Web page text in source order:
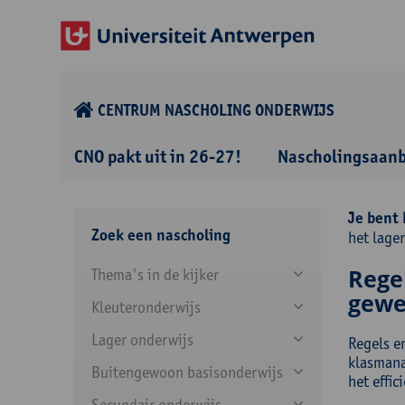
CENTRUM NASCHOLING ONDERWIJS
CNO pakt uit in 26-27!
Zoek een nascholing
Thema's in de kijker
Kleuteronderwijs
Lager onderwijs
Buitengewoon basisonderwijs
Je bent
het
Regels
het